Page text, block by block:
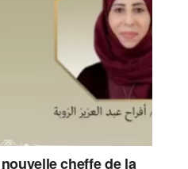
cheffe de la